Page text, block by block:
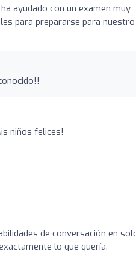
ayudado con un examen muy
para prepararse para nuestro
niños felices!
de conversación en
lo que quería.